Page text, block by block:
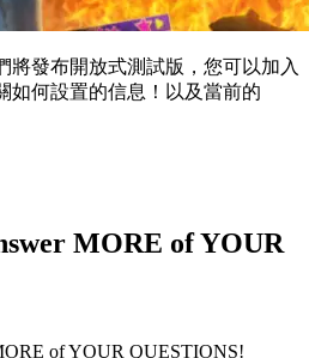
將發布開放式測試版，您可以加入
如何設置的信息！以及當前的
MORE of YOUR